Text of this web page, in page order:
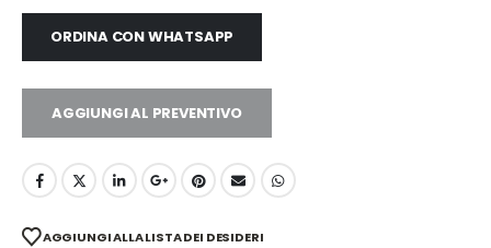
ORDINA CON WHATSAPP
AGGIUNGI AL PREVENTIVO
AGGIUNGI ALLA LISTA DEI DESIDERI